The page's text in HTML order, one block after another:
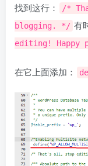
找到这行：
/*
blogging. */ 有
editing! Happy
在它上面添加：